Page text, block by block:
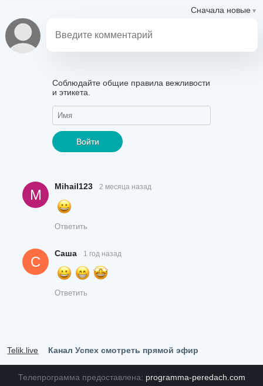
Сначала новые
Соблюдайте общие правила вежливости
и этикета.
Войти
M
Mihail123 2 месяца назад
Ответить
С
Саша 1 год назад
Ответить
Telik.live Канал Успех смотреть прямой эфир
Телепрограмма предоставлена: programma-peredach.com